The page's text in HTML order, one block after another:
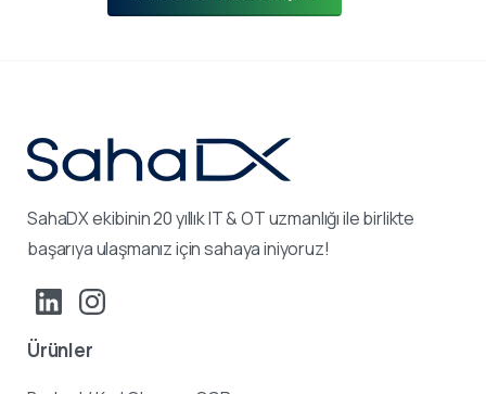
SahaDX ekibinin 20 yıllık IT & OT uzmanlığı ile birlikte
başarıya ulaşmanız için sahaya iniyoruz!
Ürünler